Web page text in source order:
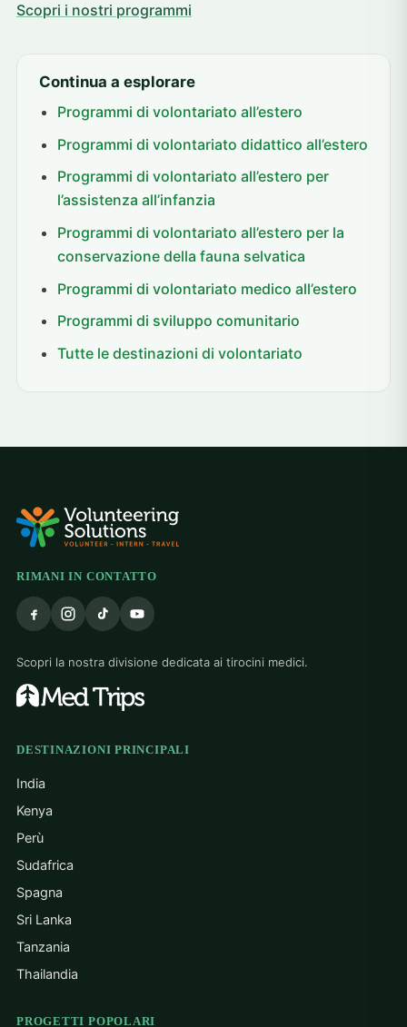
Scopri i nostri programmi
Continua a esplorare
Programmi di volontariato all’estero
Programmi di volontariato didattico all’estero
Programmi di volontariato all’estero per
l’assistenza all’infanzia
Programmi di volontariato all’estero per la
conservazione della fauna selvatica
Programmi di volontariato medico all’estero
Programmi di sviluppo comunitario
Tutte le destinazioni di volontariato
RIMANI IN CONTATTO
Scopri la nostra divisione dedicata ai tirocini medici.
DESTINAZIONI PRINCIPALI
India
Kenya
Perù
Sudafrica
Spagna
Sri Lanka
Tanzania
Thailandia
PROGETTI POPOLARI